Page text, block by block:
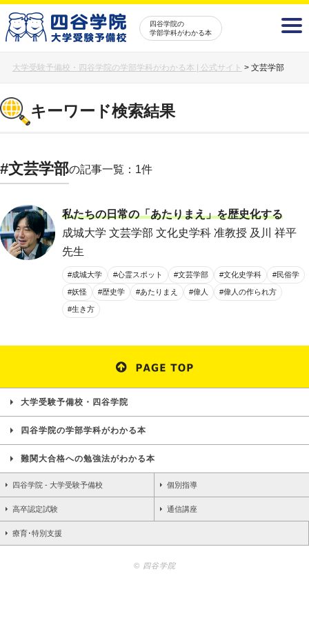
四谷学院の
学部学科がわかる本
大学受験予備校・四谷学院の学部学科がわかる本 | 公式サイト > 文芸学部
キーワード検索結果
#文芸学部の記事一覧：1件
私たちの日常の「あたりまえ」を歴史化する
成城大学 文芸学部 文化史学科 准教授 及川 祥平
先生
#成城大学 #心霊スポット #文芸学部 #文化史学科 #民俗学
#妖怪 #歴史学 #あたりまえ #偉人 #偉人の作られ方
#生き方
大学受験予備校・四谷学院
四谷学院の学部学科がわかる本
難関大合格への勉強法がわかる本
四谷学院 - 大学受験予備校 個別指導
高卒認定試験 通信講座
療育･特別支援
© 四谷学院